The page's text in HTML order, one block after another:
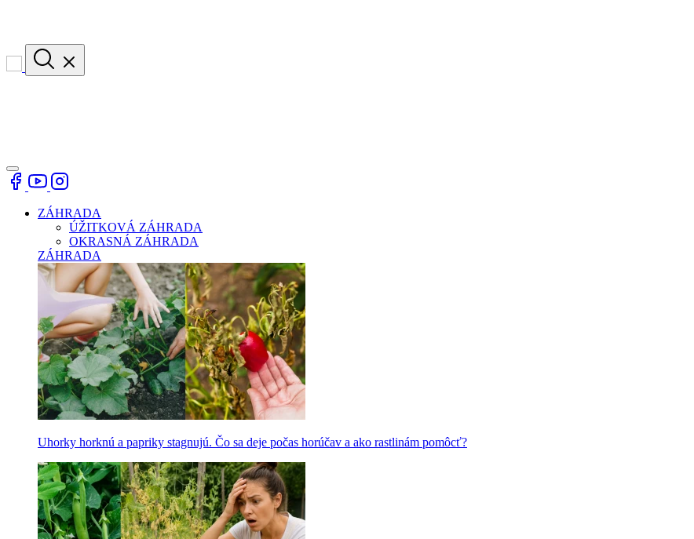
ZÁHRADA
ÚŽITKOVÁ ZÁHRADA
OKRASNÁ ZÁHRADA
ZÁHRADA
Uhorky horknú a papriky stagnujú. Čo sa deje počas horúčav a ako rastlinám pomôcť?